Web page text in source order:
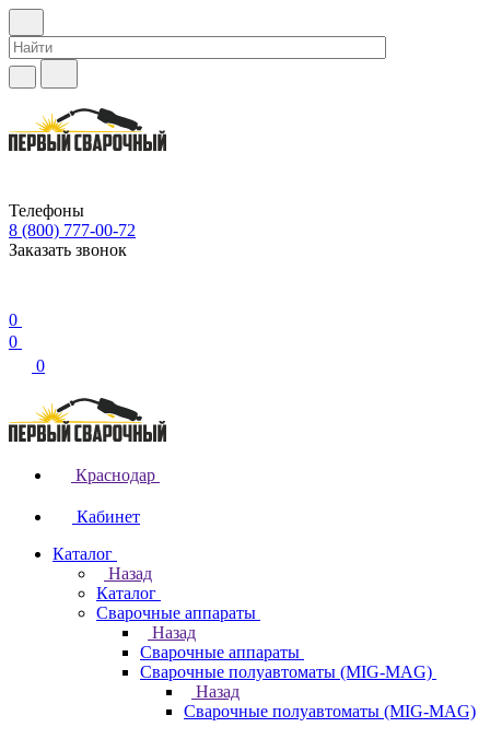
Телефоны
8 (800) 777-00-72
Заказать звонок
0
0
0
Краснодар
Кабинет
Каталог
Назад
Каталог
Сварочные аппараты
Назад
Сварочные аппараты
Сварочные полуавтоматы (MIG-MAG)
Назад
Сварочные полуавтоматы (MIG-MAG)